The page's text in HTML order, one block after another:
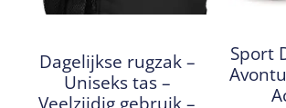
Dagelijkse rugzak –
Uniseks tas –
Veelzijdig gebruik –
Sport